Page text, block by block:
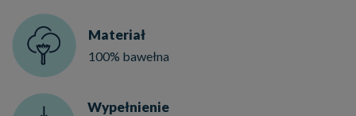
Materiał
100% bawełna
Wypełnienie